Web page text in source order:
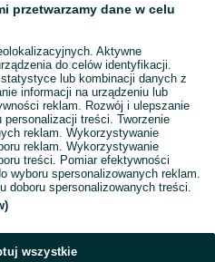
przetwarzamy dane w celu
Aktywne
do celów identyfikacji.
lub kombinacji danych z
informacji na urządzeniu lub
reklam. Rozwój i ulepszanie
personalizacji treści. Tworzenie
reklam. Wykorzystywanie
reklam. Wykorzystywanie
treści. Pomiar efektywności
wyboru spersonalizowanych reklam.
doboru spersonalizowanych treści.
wszystkie